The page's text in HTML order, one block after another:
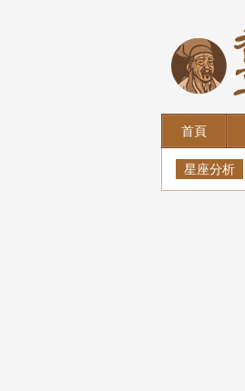
首頁
星座分析